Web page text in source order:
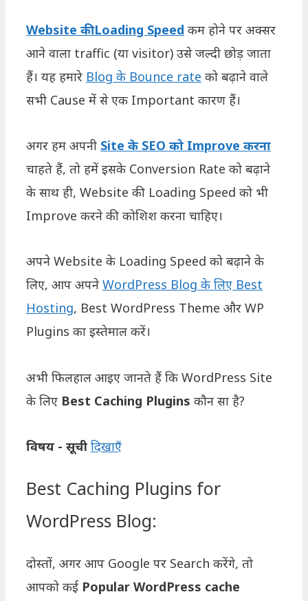
Website की Loading Speed कम होने पर अक्सर
आने वाला traffic (या visitor) उसे जल्दी छोड़ जाता
हैं। यह हमारे Blog के Bounce rate को बढ़ाने वाले
सभी Cause में से एक Important कारण हैं।
अगर हम अपनी Site के SEO को Improve करना
चाहते हैं, तो हमें इसके Conversion Rate को बढ़ाने
के साथ ही, Website की Loading Speed को भी
Improve करने की कोशिश करना चाहिए।
अपने Website के Loading Speed को बढ़ाने के
लिए, आप अपने WordPress Blog के लिए Best
Hosting, Best WordPress Theme और WP
Plugins का इस्तेमाल करें।
अभी फिलहाल आइए जानते हैं कि WordPress Site
के लिए Best Caching Plugins कौन सा है?
विषय - सूची दिखाएँ
Best Caching Plugins for
WordPress Blog:
दोस्तों, अगर आप Google पर Search करेंगे, तो
आपको कई Popular WordPress cache